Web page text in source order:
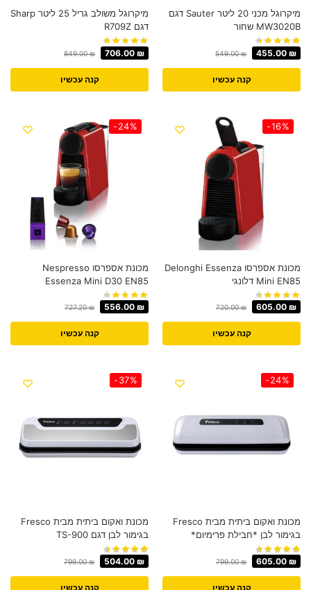
מיקרוגל מכני 20 ליטר Sauter דגם
MW3020B שחור
549.00₪ 455.00 ₪
קנה עכשיו
מיקרוגל משולב גריל 25 ליטר Sharp
דגם R709Z
849.00₪ 706.00 ₪
קנה עכשיו
-16%
מכונת אספרסו Delonghi Essenza
Mini EN85 דלונגי
720.00₪ 605.00 ₪
קנה עכשיו
-24%
מכונת אספרסו Nespresso
Essenza Mini D30 EN85
727.20₪ 556.00 ₪
קנה עכשיו
-24%
מכונת ואקום ביתית מבית Fresco
בגימור לבן *חבילת פרימיום*
799.00₪ 605.00 ₪
קנה עכשיו
-37%
מכונת ואקום ביתית מבית Fresco
בגימור לבן דגם TS-900
799.00₪ 504.00 ₪
קנה עכשיו